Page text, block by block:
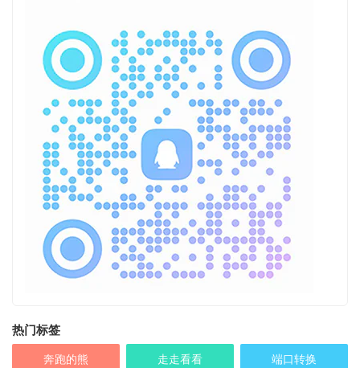
热门标签
奔跑的熊 走走看看 端口转换